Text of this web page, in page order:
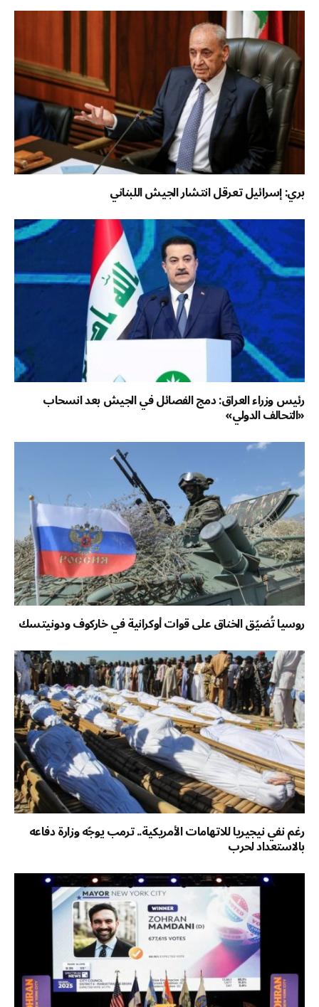
بري: إسرائيل تعرقل انتشار الجيش اللبناني
رئيس وزراء العراق: دمج الفصائل في الجيش بعد انسحاب
«التحالف الدولي»
روسيا تُضيّق الخناق على قوات أوكرانية في خاركوف ودونيتسك
رغم نفي نيجيريا للاتهامات الأمريكية.. ترمب يوجّه وزارة دفاعه
بالاستعداد لحرب